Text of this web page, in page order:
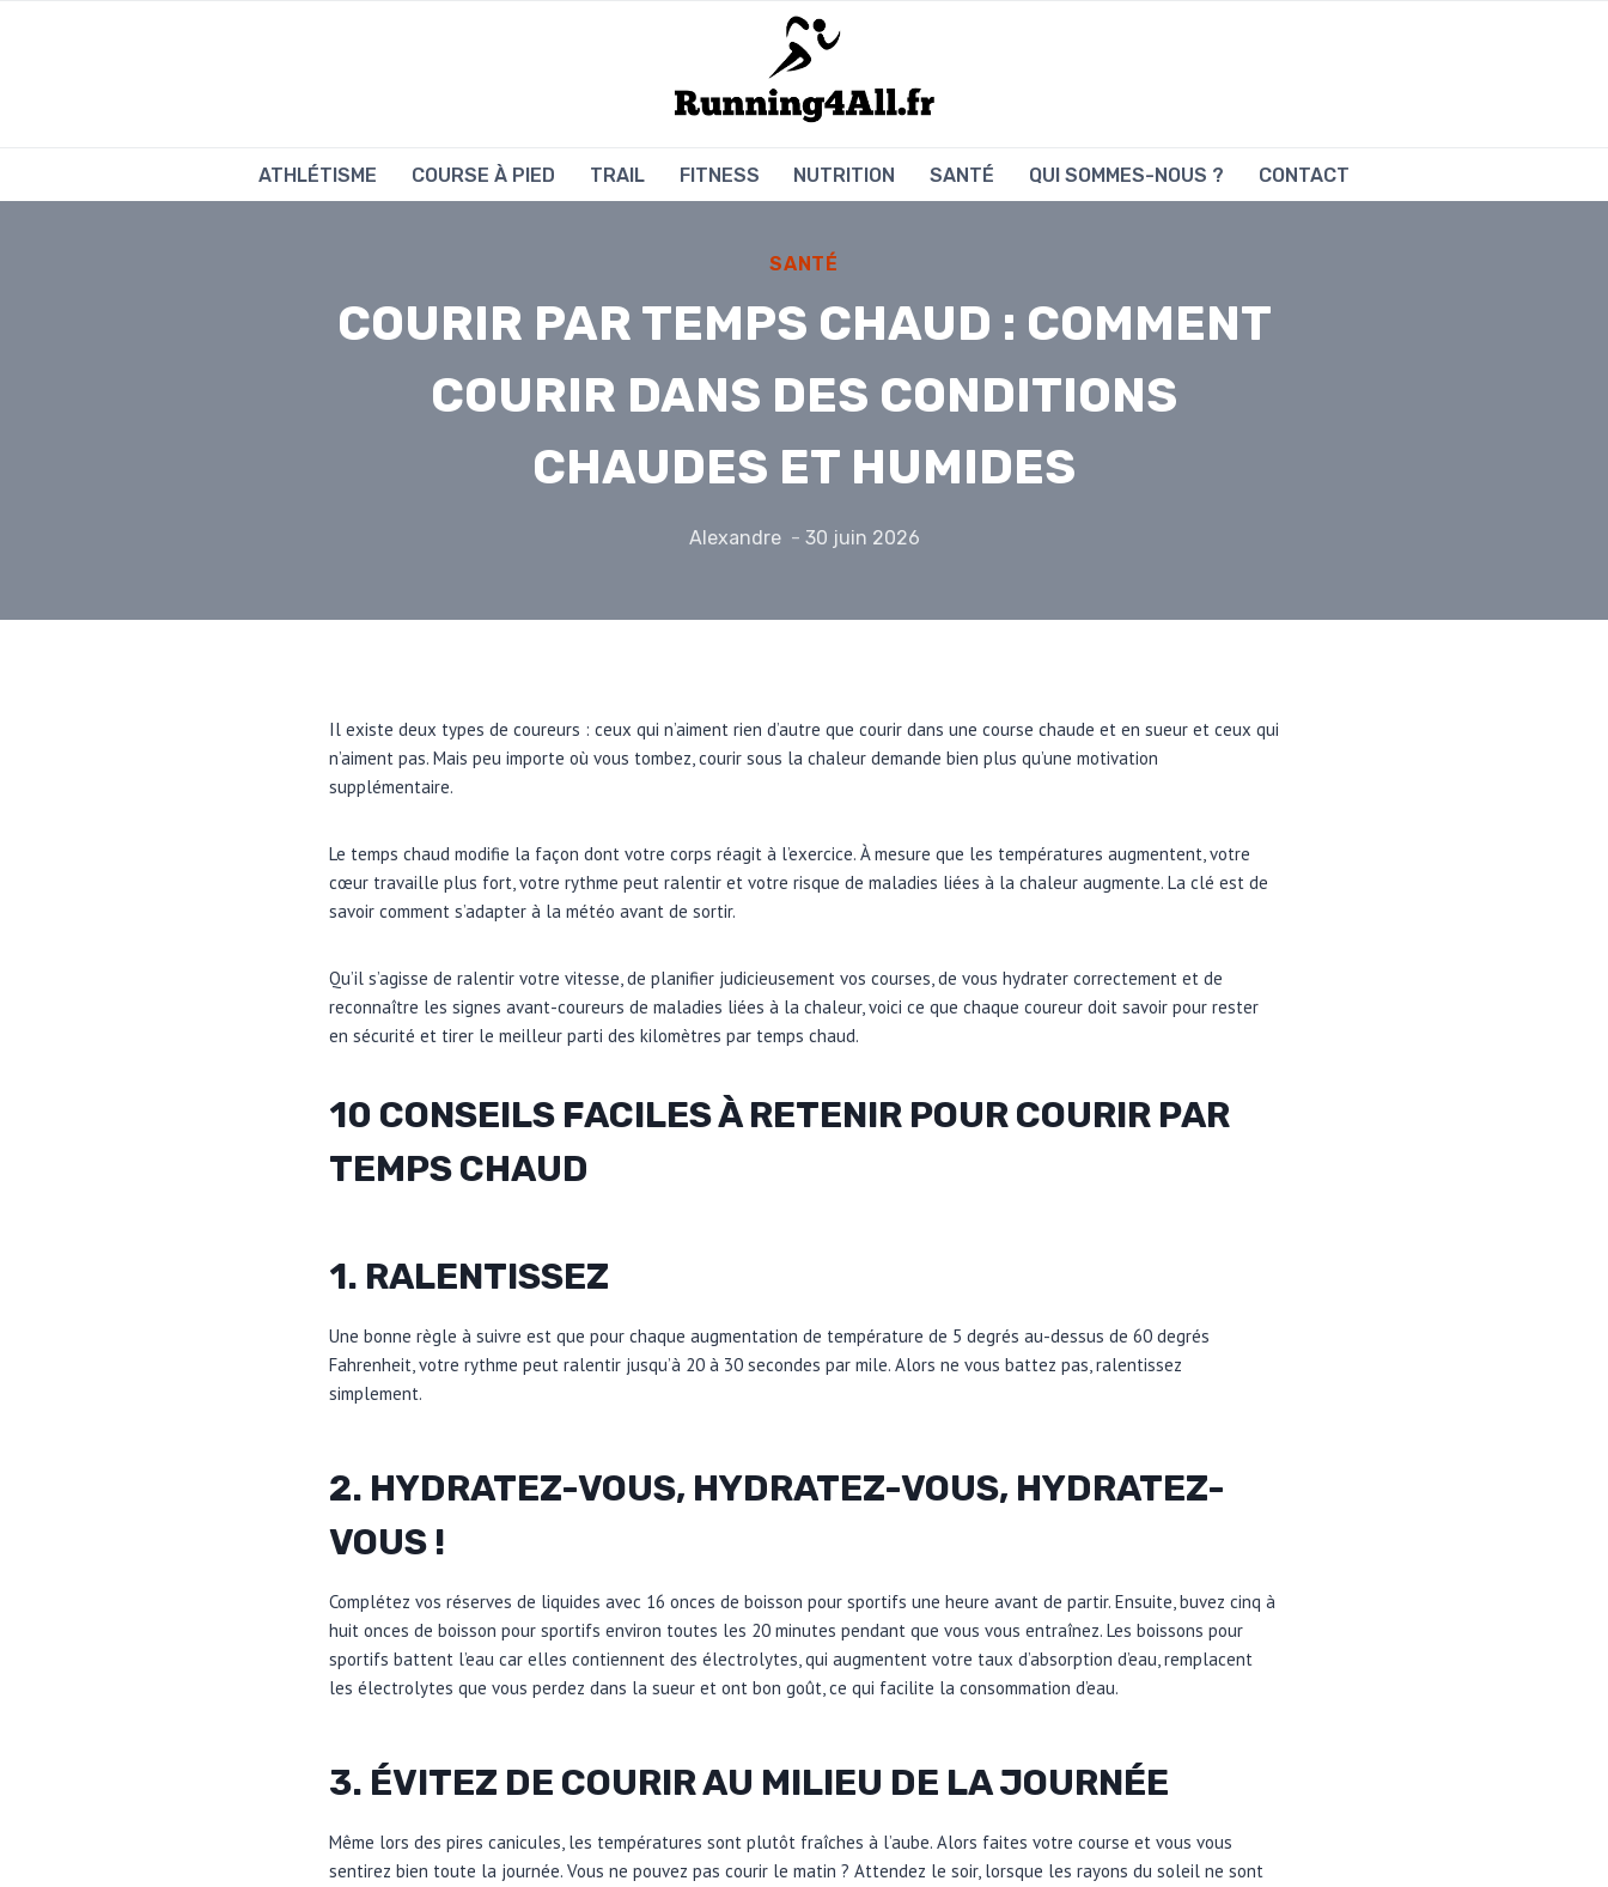
ATHLÉTISME COURSE À PIED TRAIL FITNESS NUTRITION SANTÉ QUI SOMMES-NOUS ? CONTACT
SANTÉ
COURIR PAR TEMPS CHAUD : COMMENT
COURIR DANS DES CONDITIONS
CHAUDES ET HUMIDES
Alexandre 30 juin 2026
Il existe deux types de coureurs : ceux qui n’aiment rien d’autre que courir dans une course chaude et en sueur et ceux qui
n’aiment pas. Mais peu importe où vous tombez, courir sous la chaleur demande bien plus qu’une motivation
supplémentaire.
Le temps chaud modifie la façon dont votre corps réagit à l’exercice. À mesure que les températures augmentent, votre
cœur travaille plus fort, votre rythme peut ralentir et votre risque de maladies liées à la chaleur augmente. La clé est de
savoir comment s’adapter à la météo avant de sortir.
Qu’il s’agisse de ralentir votre vitesse, de planifier judicieusement vos courses, de vous hydrater correctement et de
reconnaître les signes avant-coureurs de maladies liées à la chaleur, voici ce que chaque coureur doit savoir pour rester
en sécurité et tirer le meilleur parti des kilomètres par temps chaud.
10 CONSEILS FACILES À RETENIR POUR COURIR PAR
TEMPS CHAUD
1. RALENTISSEZ
Une bonne règle à suivre est que pour chaque augmentation de température de 5 degrés au-dessus de 60 degrés
Fahrenheit, votre rythme peut ralentir jusqu’à 20 à 30 secondes par mile. Alors ne vous battez pas, ralentissez
simplement.
2. HYDRATEZ-VOUS, HYDRATEZ-VOUS, HYDRATEZ-
VOUS !
Complétez vos réserves de liquides avec 16 onces de boisson pour sportifs une heure avant de partir. Ensuite, buvez cinq à
huit onces de boisson pour sportifs environ toutes les 20 minutes pendant que vous vous entraînez. Les boissons pour
sportifs battent l’eau car elles contiennent des électrolytes, qui augmentent votre taux d’absorption d’eau, remplacent
les électrolytes que vous perdez dans la sueur et ont bon goût, ce qui facilite la consommation d’eau.
3. ÉVITEZ DE COURIR AU MILIEU DE LA JOURNÉE
Même lors des pires canicules, les températures sont plutôt fraîches à l’aube. Alors faites votre course et vous vous
sentirez bien toute la journée. Vous ne pouvez pas courir le matin ? Attendez le soir, lorsque les rayons du soleil ne sont